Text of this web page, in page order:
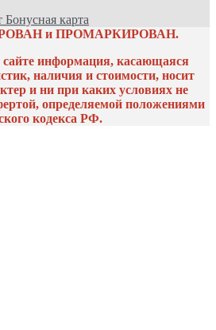
Бонусная карта
и ПРОМАРКИРОВАН.
сайте информация, касающаяся
наличия и стоимости, носит
и ни при каких условиях не
определяемой положениями
кодекса РФ.